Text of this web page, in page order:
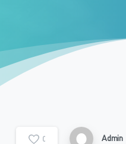
Admin
0